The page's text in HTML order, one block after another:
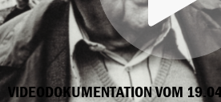
VIDEODOKUMENTATION VOM